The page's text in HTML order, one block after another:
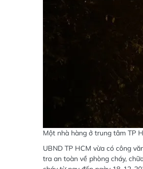
Một nhà hàng ở trung tâm TP
UBND TP HCM vừa có công
tra an toàn về phòng cháy,